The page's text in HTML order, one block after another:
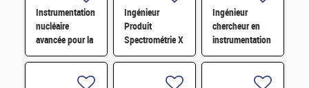
électromécanique
H/F
Instrumentation
nucléaire
avancée pour la
mesure
environnement
Ingénieur
Produit
Spectrométrie X
et diagnostics
Ingénieur
chercheur en
instrumentation
et systèmes